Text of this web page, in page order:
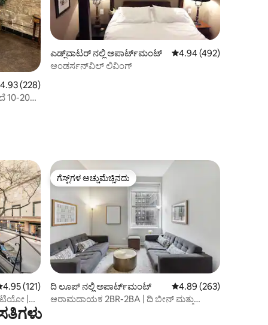
4.93 ಸರಾಸರಿ ರೇಟಿಂಗ್, 228 ವಿಮರ್ಶೆಗಳು
4.93 (228)
10-20
ಎಡ್ಜ್‌ವಾಟರ್ ನಲ್ಲಿ ಅಪಾರ್ಟ್‌ಮಂಟ್ 5 ರಲ್ಲಿ 4.94 ಸರಾಸರಿ
4.94 (492)
ಆಂಡರ್ಸನ್‌ವಿಲ್ ಲಿವಿಂಗ್
ರಲ್ಲಿ 4.95 ಸರಾಸರಿ ರೇಟಿಂಗ್, 121 ವಿಮರ್ಶೆಗಳು
4.95 (121)
|
ಗೆಸ್ಟ್‌ಗಳ ಅಚ್ಚುಮೆಚ್ಚಿನದು
ಗೆಸ್ಟ್‌ಗಳ ಅಚ್ಚುಮೆಚ್ಚಿನದು
ದಿ ಲೂಪ್ ನಲ್ಲಿ ಅಪಾರ್ಟ್‌ಮಂಟ್ 5 ರಲ್ಲಿ 4.89 ಸರಾಸರಿ
4.89 (263)
ಆರಾಮದಾಯಕ 2BR-2BA | ದಿ ಬೀನ್ ಮತ್ತು